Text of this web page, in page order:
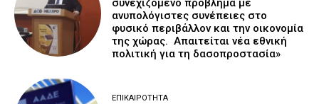
ανυπολόγιστες συνέπειες στο
φυσικό περιβάλλον και την οικονομία
της χώρας. Απαιτείται νέα εθνική
πολιτική για τη δασοπροστασία»
ΕΠΙΚΑΙΡΌΤΗΤΑ